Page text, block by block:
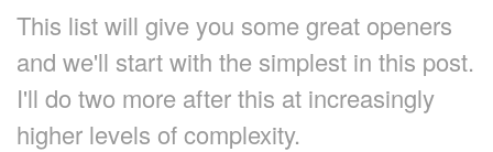
This list will give you some great openers
and we'll start with the simplest in this post.
I'll do two more after this at increasingly
higher levels of complexity.